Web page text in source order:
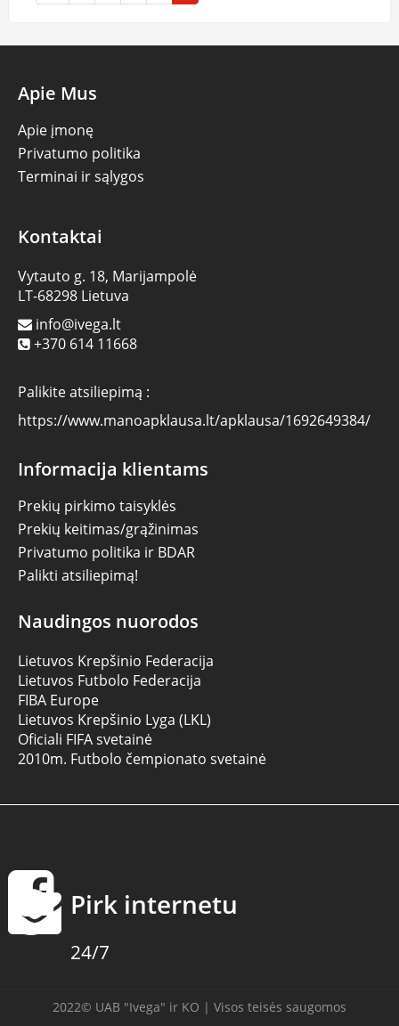
Apie Mus
Apie įmonę
Privatumo politika
Terminai ir sąlygos
Kontaktai
Vytauto g. 18, Marijampolė
LT-68298 Lietuva
info@ivega.lt
+370 614 11668
Palikite atsiliepimą :
https://www.manoapklausa.lt/apklausa/1692649384/
Informacija klientams
Prekių pirkimo taisyklės
Prekių keitimas/grąžinimas
Privatumo politika ir BDAR
Palikti atsiliepimą!
Naudingos nuorodos
Lietuvos Krepšinio Federacija
Lietuvos Futbolo Federacija
FIBA Europe
Lietuvos Krepšinio Lyga (LKL)
Oficiali FIFA svetainė
2010m. Futbolo čempionato svetainė
Pirk internetu
24/7
2022© UAB "Ivega" ir KO | Visos teisės saugomos